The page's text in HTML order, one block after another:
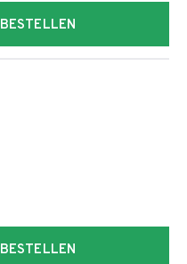
BESTELLEN
BESTELLEN